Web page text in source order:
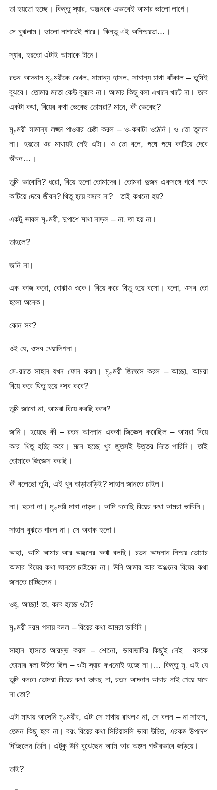
তা হয়তো হচ্ছে। কিন্তু স্যার, অঞ্জনকে এভাবেই আমার ভালো লাগে।
সে বুঝলাম। ভালো লাগতেই পারে। কিন্তু এই অনিশ্চয়তা…।
স্যার, হয়তো এটাই আমাকে টানে।
রতন আদনান মৃণ্ময়ীকে দেখল, সামান্য হাসল, সামান্য মাথা ঝাঁকাল – তুমিই
বুঝবে। তোমার মতো কেউ বুঝবে না। আমার কিছু বলা এখানে খাটে না। তবে
একটা কথা, বিয়ের কথা ভেবেছ তোমরা? মানে, কী ভেবেছ?
মৃণ্ময়ী সামান্য লজ্জা পাওয়ার চেষ্টা করল – ও-কথাটা ওঠেনি। ও তো তুলবে
না। হয়তো ওর মাথায়ই নেই এটা। ও তো বলে, পথে পথে কাটিয়ে দেবে
জীবন…।
তুমি ভাবোনি? ধরো, বিয়ে হলো তোমাদের। তোমরা দুজন একসঙ্গে পথে পথে
কাটিয়ে দেবে জীবন? থিতু হয়ে বসবে না? তাই কখনো হয়?
একটু ভাবল মৃণ্ময়ী, দুপাশে মাথা নাড়ল – না, তা হয় না।
তাহলে?
জানি না।
এক কাজ করো, বোঝাও ওকে। বিয়ে করে থিতু হয়ে বসো। বলো, ওসব তো
হলো অনেক।
কোন সব?
ওই যে, ওসব খেয়ালিপনা।
সে-রাতে সাহান যখন ফোন করল। মৃণ্ময়ী জিজ্ঞেস করল – আচ্ছা, আমরা
বিয়ে করে থিতু হয়ে বসব কবে?
তুমি জানো না, আমরা বিয়ে করছি কবে?
জানি। হয়েছে কী – রতন আদনান একথা জিজ্ঞেস করেছিল – আমরা বিয়ে
করে থিতু হচ্ছি কবে। মনে হচ্ছে খুব জুতসই উত্তর দিতে পারিনি। তাই
তোমাকে জিজ্ঞেস করছি।
কী বলেছো তুমি, এই খুব তাড়াতাড়িই? সাহান জানতে চাইল।
না। হলো না। মৃণ্ময়ী মাথা নাড়ল। আমি বলেছি বিয়ের কথা আমরা ভাবিনি।
সাহান বুঝতে পারল না। সে অবাক হলো।
আহা, আমি আমার আর অঞ্জনের কথা বলছি। রতন আদনান নিশ্চয় তোমার
আমার বিয়ের কথা জানতে চাইবেন না। উনি আমার আর অঞ্জনের বিয়ের কথা
জানতে চাচ্ছিলেন।
ওহ্, আচ্ছা! তা, কবে হচ্ছে ওটা?
মৃণ্ময়ী নরম গলায় বলল – বিয়ের কথা আমরা ভাবিনি।
সাহান হাসতে আরম্ভ করল – শোনো, ভাবাভাবির কিছুই নেই। বসকে
তোমার বলা উচিত ছিল – ওটা স্যার কখনোই হচ্ছে না।… কিন্তু মৃ. এই যে
তুমি বললে তোমরা বিয়ের কথা ভাবছ না, রতন আদনান আবার লাই পেয়ে যাবে
না তো?
এটা মাথায় আসেনি মৃণ্ময়ীর, এটা সে মাথায় রাখলও না, সে বলল – না সাহান,
তেমন কিছু হবে না। বরং বিয়ের কথা সিরিয়াসলি ভাবা উচিত, এরকম উপদেশ
দিচ্ছিলেন তিনি। এটুকু উনি বুঝেছেন আমি আর অঞ্জন গভীরভাবে জড়িয়ে।
তাই?